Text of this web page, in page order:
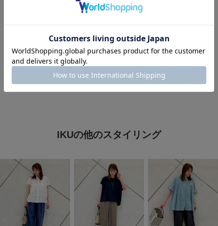
#オトナ女子 #パンツスタイル #暑い
#パンプス #淡色コーデ
IKUの他のスタイリング